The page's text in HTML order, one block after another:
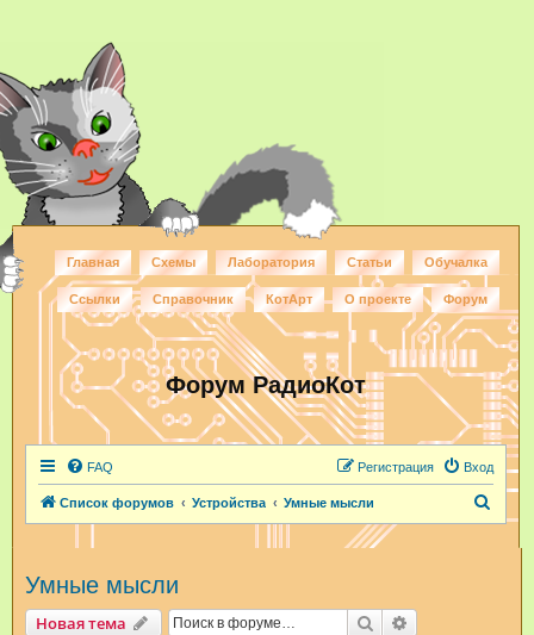
Главная Схемы Лаборатория Статьи Обучалка
Ссылки Справочник КотАрт О проекте Форум
Форум РадиоКот
FAQ Вход
Регистрация
Список форумов Устройства Умные мысли
Умные мысли
Новая тема Поиск